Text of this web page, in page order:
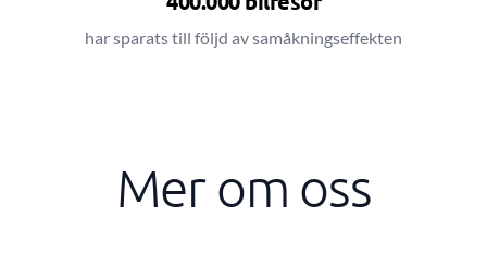
har sparats till följd av samåkningseffekten
Mer om oss